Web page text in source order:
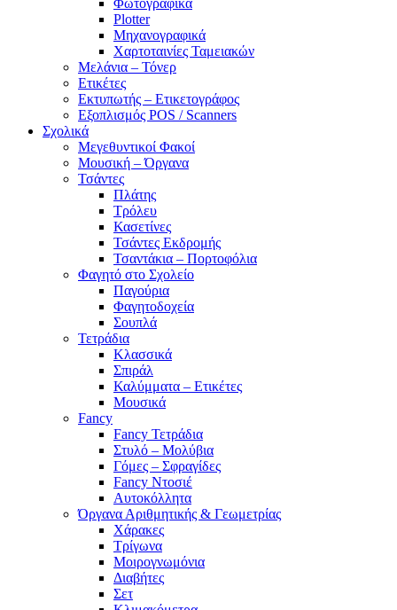
Plotter
Μηχανογραφικά
Χαρτοταινίες Ταμειακών
Μελάνια – Τόνερ
Ετικέτες
Εκτυπωτής – Ετικετογράφος
Εξοπλισμός POS / Scanners
Σχολικά
Μεγεθυντικοί Φακοί
Μουσική – Όργανα
Τσάντες
Πλάτης
Τρόλευ
Κασετίνες
Τσάντες Εκδρομής
Τσαντάκια – Πορτοφόλια
Φαγητό στο Σχολείο
Παγούρια
Φαγητοδοχεία
Σουπλά
Τετράδια
Κλασσικά
Σπιράλ
Καλύμματα – Ετικέτες
Μουσικά
Fancy
Fancy Τετράδια
Στυλό – Μολύβια
Γόμες – Σφραγίδες
Fancy Ντοσιέ
Αυτοκόλλητα
Όργανα Αριθμητικής & Γεωμετρίας
Χάρακες
Τρίγωνα
Mοιρογνωμόνια
Διαβήτες
Σετ